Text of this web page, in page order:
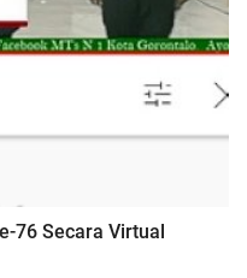
76 Secara Virtual